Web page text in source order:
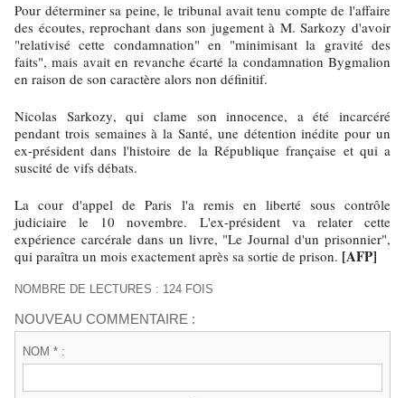
Pour déterminer sa peine, le tribunal avait tenu compte de l'affaire
des écoutes, reprochant dans son jugement à M. Sarkozy d'avoir
"relativisé cette condamnation" en "minimisant la gravité des
faits", mais avait en revanche écarté la condamnation Bygmalion
en raison de son caractère alors non définitif.
Nicolas Sarkozy, qui clame son innocence, a été incarcéré
pendant trois semaines à la Santé, une détention inédite pour un
ex-président dans l'histoire de la République française et qui a
suscité de vifs débats.
La cour d'appel de Paris l'a remis en liberté sous contrôle
judiciaire le 10 novembre. L'ex-président va relater cette
expérience carcérale dans un livre, "Le Journal d'un prisonnier",
qui paraîtra un mois exactement après sa sortie de prison. [AFP]
NOMBRE DE LECTURES : 124 FOIS
NOUVEAU COMMENTAIRE :
NOM * :